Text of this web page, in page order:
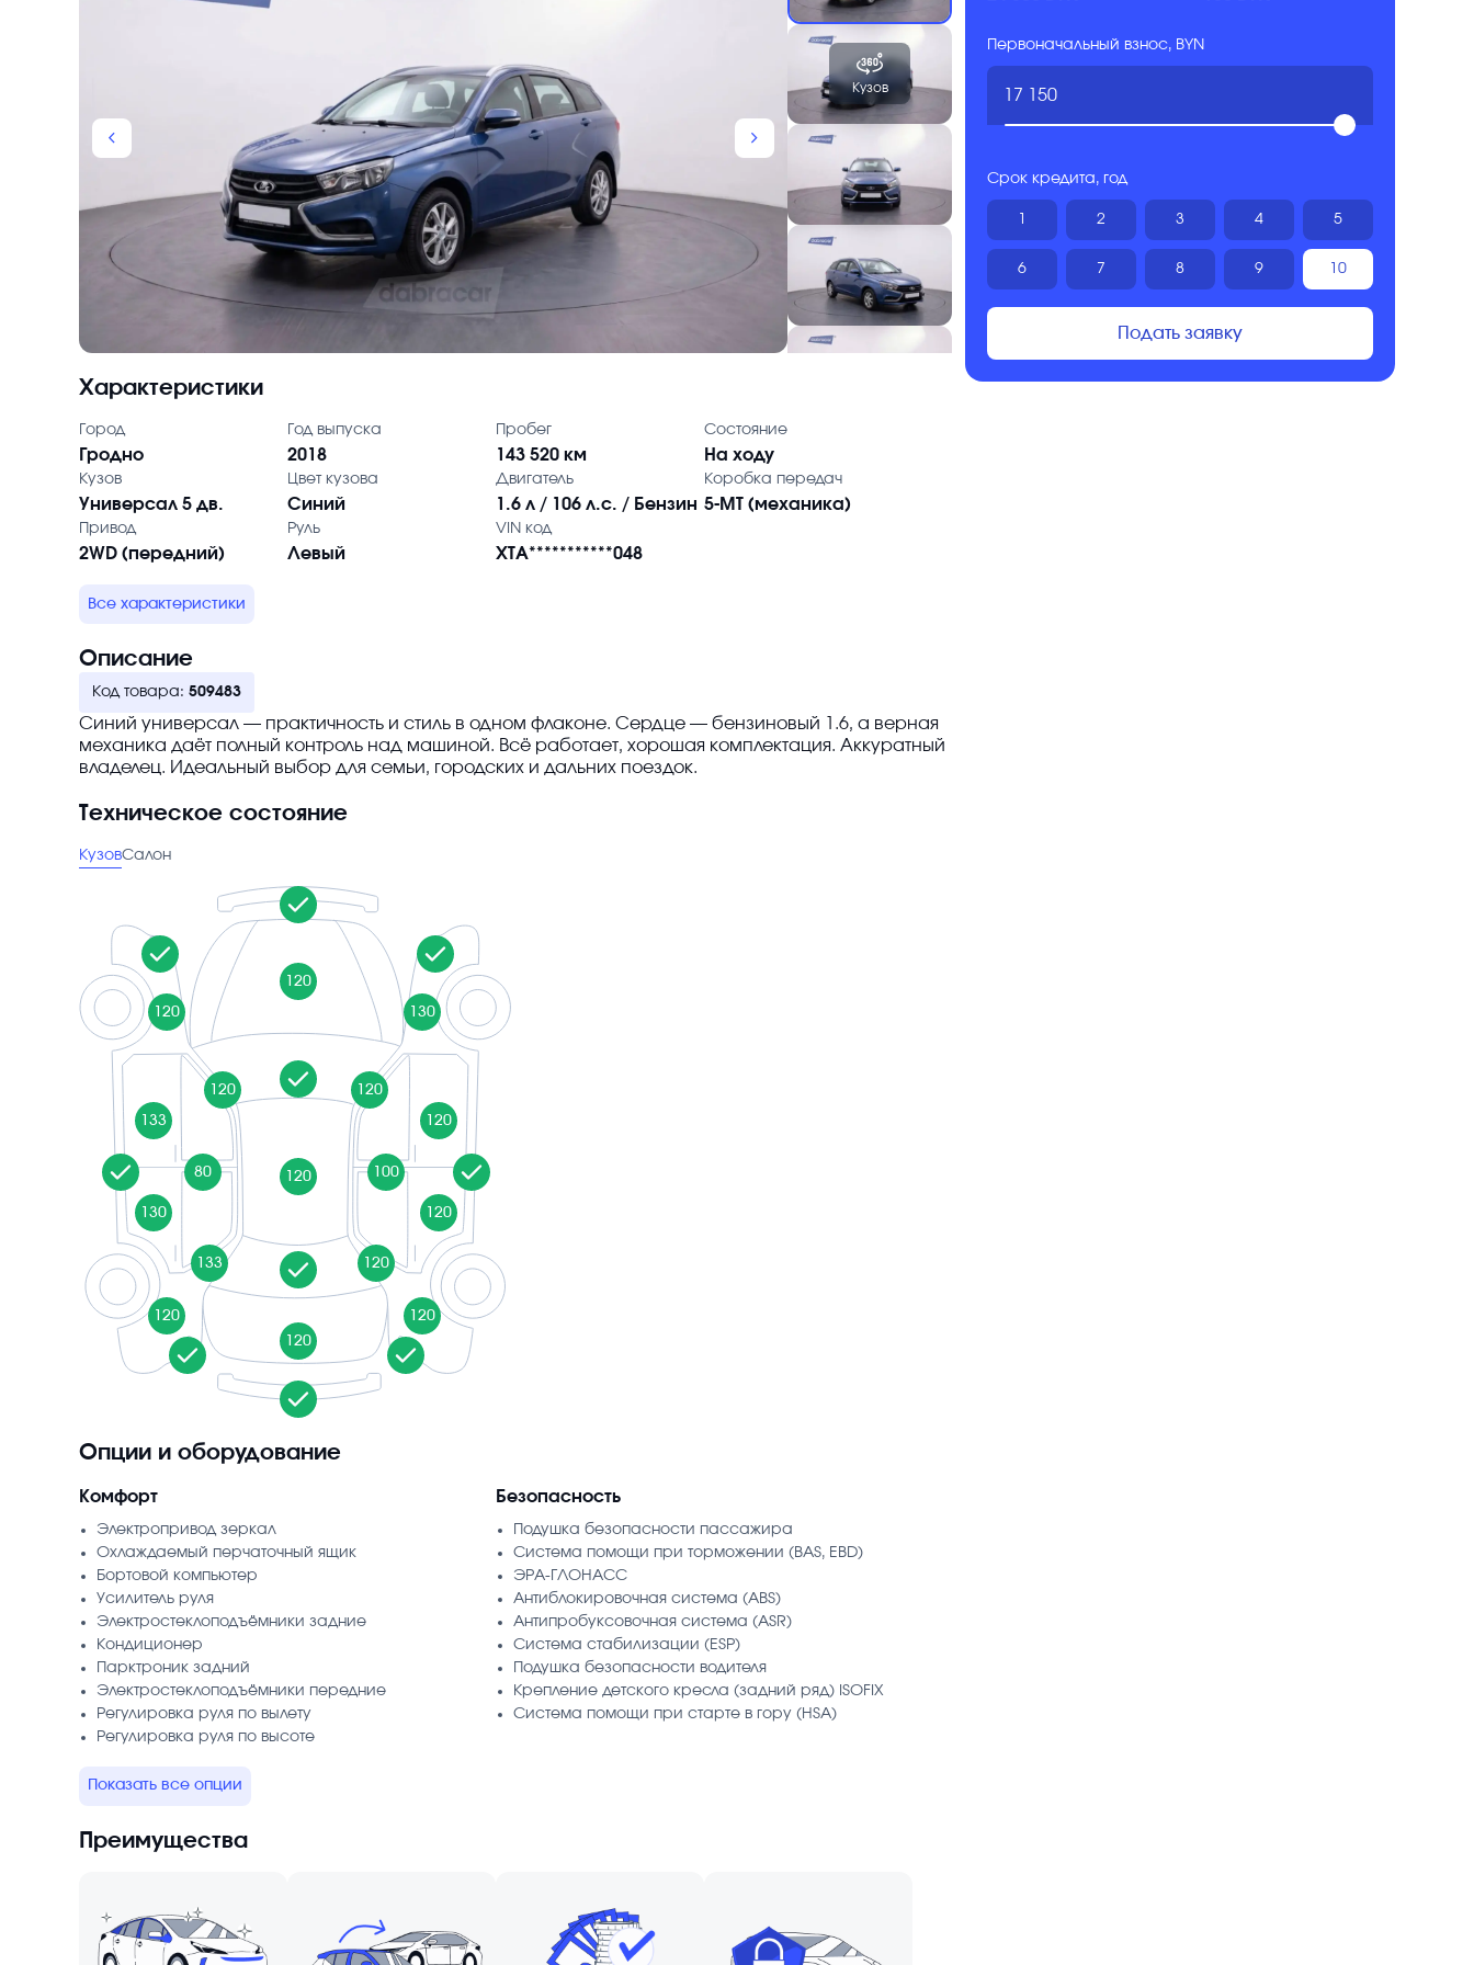
chevron_backward chevron_forward
Кузов
Характеристики
Город
Гродно
Год выпуска
2018
Пробег
143 520 км
Состояние
На ходу
Кузов
Универсал 5 дв.
Цвет кузова
Синий
Двигатель
1.6 л / 106 л.с. / Бензин
Коробка передач
5-MT (механика)
Привод
2WD (передний)
Руль
Левый
VIN код
XTA***********048
Все характеристики
Описание
Код товара: 509483
Синий универсал — практичность и стиль в одном флаконе. Сердце — бензиновый 1.6, а верная
механика даёт полный контроль над машиной. Всё работает, хорошая комплектация. Аккуратный
владелец. Идеальный выбор для семьи, городских и дальних поездок.
Техническое состояние
КузовСалон
120
120
120
120
120
133
80
130
133
120
130
120
120
100
120
120
120
Опции и оборудование
Комфорт
Электропривод зеркал
Охлаждаемый перчаточный ящик
Бортовой компьютер
Усилитель руля
Электростеклоподъёмники задние
Кондиционер
Парктроник задний
Электростеклоподъёмники передние
Регулировка руля по вылету
Регулировка руля по высоте
Безопасность
Подушка безопасности пассажира
Система помощи при торможении (BAS, EBD)
ЭРА-ГЛОНАСС
Антиблокировочная система (ABS)
Антипробуксовочная система (ASR)
Система стабилизации (ESP)
Подушка безопасности водителя
Крепление детского кресла (задний ряд) ISOFIX
Система помощи при старте в гору (HSA)
Показать все опции
Преимущества
Первоначальный взнос, BYN
Срок кредита, год
2 3 4 5
6 7 8 9 10
Подать заявку